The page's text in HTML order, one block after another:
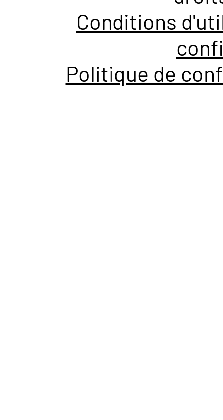
Conditions
Politique de